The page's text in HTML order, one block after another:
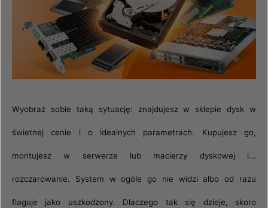
Wyobraź sobie taką sytuację: znajdujesz w sklepie dysk w
świetnej cenie i o idealnych parametrach. Kupujesz go,
montujesz w serwerze lub macierzy dyskowej i...
rozczarowanie. System w ogóle go nie widzi albo od razu
flaguje jako uszkodzony. Dlaczego tak się dzieje, skoro